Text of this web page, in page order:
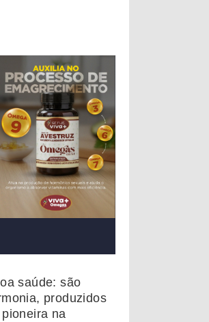
saúde: são
produzidos
na